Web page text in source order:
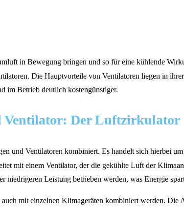
in Bewegung bringen und so für eine kühlende
Die Hauptvorteile von Ventilatoren liegen in
im Betrieb deutlich kostengünstiger.
Ventilator: Der Luftzirkulator
und Ventilatoren kombiniert. Es handelt sich hierbei um
mit einem Ventilator, der die gekühlte Luft der
Leistung betrieben werden, was Energie
mit einzelnen Klimageräten kombiniert werden.